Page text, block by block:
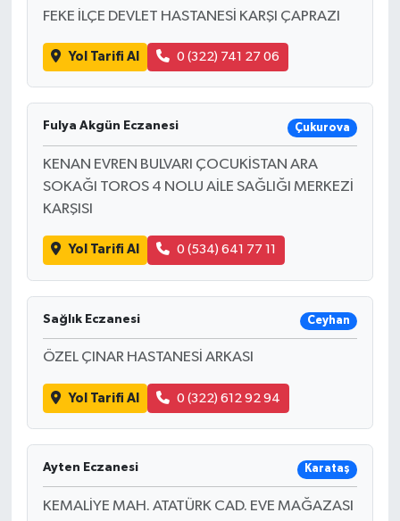
FEKE İLÇE DEVLET HASTANESİ KARŞI ÇAPRAZI
Yol Tarifi Al 0 (322) 741 27 06
Fulya Akgün Eczanesi Çukurova
KENAN EVREN BULVARI ÇOCUKİSTAN ARA
SOKAĞI TOROS 4 NOLU AİLE SAĞLIĞI MERKEZİ
KARŞISI
Yol Tarifi Al 0 (534) 641 77 11
Sağlık Eczanesi Ceyhan
ÖZEL ÇINAR HASTANESİ ARKASI
Yol Tarifi Al 0 (322) 612 92 94
Ayten Eczanesi Karataş
KEMALİYE MAH. ATATÜRK CAD. EVE MAĞAZASI